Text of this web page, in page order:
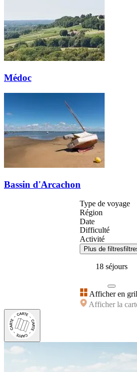
Médoc
Bassin d'Arcachon
Type de voyage
Région
Date
Difficulté
Activité
Plus de filtres
18 séjours
Afficher en
Afficher la